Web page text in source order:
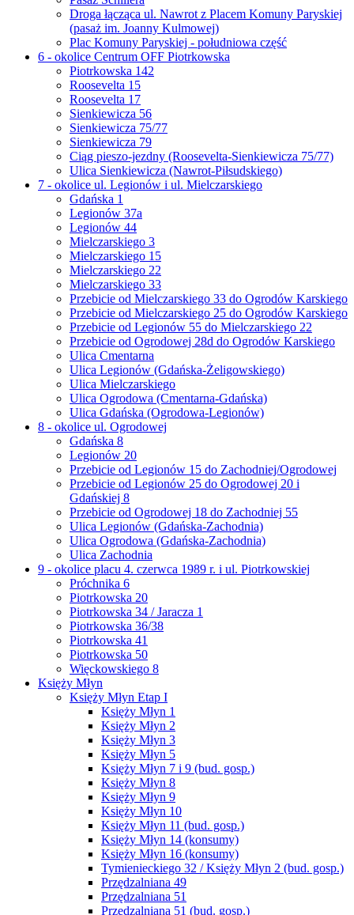
Droga łącząca ul. Nawrot z Placem Komuny Paryskiej
(pasaż im. Joanny Kulmowej)
Plac Komuny Paryskiej - południowa część
6 - okolice Centrum OFF Piotrkowska
Piotrkowska 142
Roosevelta 15
Roosevelta 17
Sienkiewicza 56
Sienkiewicza 75/77
Sienkiewicza 79
Ciąg pieszo-jezdny (Roosevelta-Sienkiewicza 75/77)
Ulica Sienkiewicza (Nawrot-Piłsudskiego)
7 - okolice ul. Legionów i ul. Mielczarskiego
Gdańska 1
Legionów 37a
Legionów 44
Mielczarskiego 3
Mielczarskiego 15
Mielczarskiego 22
Mielczarskiego 33
Przebicie od Mielczarskiego 33 do Ogrodów Karskiego
Przebicie od Mielczarskiego 25 do Ogrodów Karskiego
Przebicie od Legionów 55 do Mielczarskiego 22
Przebicie od Ogrodowej 28d do Ogrodów Karskiego
Ulica Cmentarna
Ulica Legionów (Gdańska-Żeligowskiego)
Ulica Mielczarskiego
Ulica Ogrodowa (Cmentarna-Gdańska)
Ulica Gdańska (Ogrodowa-Legionów)
8 - okolice ul. Ogrodowej
Gdańska 8
Legionów 20
Przebicie od Legionów 15 do Zachodniej/Ogrodowej
Przebicie od Legionów 25 do Ogrodowej 20 i
Gdańskiej 8
Przebicie od Ogrodowej 18 do Zachodniej 55
Ulica Legionów (Gdańska-Zachodnia)
Ulica Ogrodowa (Gdańska-Zachodnia)
Ulica Zachodnia
9 - okolice placu 4. czerwca 1989 r. i ul. Piotrkowskiej
Próchnika 6
Piotrkowska 20
Piotrkowska 34 / Jaracza 1
Piotrkowska 36/38
Piotrkowska 41
Piotrkowska 50
Więckowskiego 8
Księży Młyn
Księży Młyn Etap I
Księży Młyn 1
Księży Młyn 2
Księży Młyn 3
Księży Młyn 5
Księży Młyn 7 i 9 (bud. gosp.)
Księży Młyn 8
Księży Młyn 9
Księży Młyn 10
Księży Młyn 11 (bud. gosp.)
Księży Młyn 14 (konsumy)
Księży Młyn 16 (konsumy)
Tymienieckiego 32 / Księży Młyn 2 (bud. gosp.)
Przędzalniana 49
Przędzalniana 51
Przędzalniana 51 (bud. gosp.)